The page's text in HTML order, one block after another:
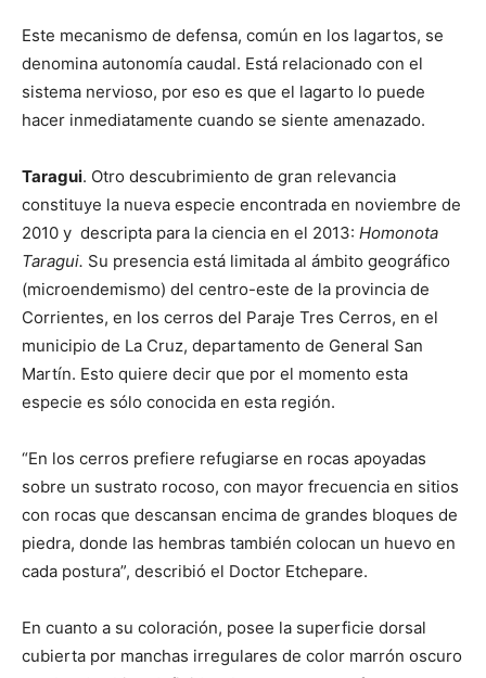
Este mecanismo de defensa, común en los lagartos, se
denomina autonomía caudal. Está relacionado con el
sistema nervioso, por eso es que el lagarto lo puede
hacer inmediatamente cuando se siente amenazado.
Taragui. Otro descubrimiento de gran relevancia
constituye la nueva especie encontrada en noviembre de
2010 y descripta para la ciencia en el 2013: Homonota
Taragui. Su presencia está limitada al ámbito geográfico
(microendemismo) del centro-este de la provincia de
Corrientes, en los cerros del Paraje Tres Cerros, en el
municipio de La Cruz, departamento de General San
Martín. Esto quiere decir que por el momento esta
especie es sólo conocida en esta región.
“En los cerros prefiere refugiarse en rocas apoyadas
sobre un sustrato rocoso, con mayor frecuencia en sitios
con rocas que descansan encima de grandes bloques de
piedra, donde las hembras también colocan un huevo en
cada postura”, describió el Doctor Etchepare.
En cuanto a su coloración, posee la superficie dorsal
cubierta por manchas irregulares de color marrón oscuro